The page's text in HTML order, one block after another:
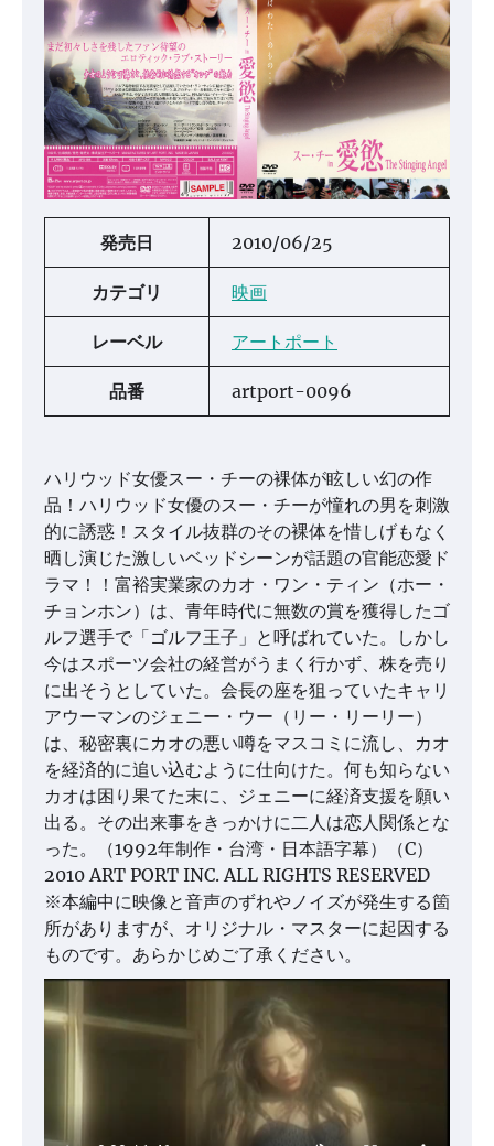
発売日 2010/06/25
カテゴリ 映画
レーベル アートポート
品番 artport-0096
ハリウッド女優スー・チーの裸体が眩しい幻の作
品！ハリウッド女優のスー・チーが憧れの男を刺激
的に誘惑！スタイル抜群のその裸体を惜しげもなく
晒し演じた激しいベッドシーンが話題の官能恋愛ド
ラマ！！富裕実業家のカオ・ワン・ティン（ホー・
チョンホン）は、青年時代に無数の賞を獲得したゴ
ルフ選手で「ゴルフ王子」と呼ばれていた。しかし
今はスポーツ会社の経営がうまく行かず、株を売り
に出そうとしていた。会長の座を狙っていたキャリ
アウーマンのジェニー・ウー（リー・リーリー）
は、秘密裏にカオの悪い噂をマスコミに流し、カオ
を経済的に追い込むように仕向けた。何も知らない
カオは困り果てた末に、ジェニーに経済支援を願い
出る。その出来事をきっかけに二人は恋人関係とな
った。（1992年制作・台湾・日本語字幕）（C）
2010 ART PORT INC. ALL RIGHTS RESERVED
※本編中に映像と音声のずれやノイズが発生する箇
所がありますが、オリジナル・マスターに起因する
ものです。あらかじめご了承ください。